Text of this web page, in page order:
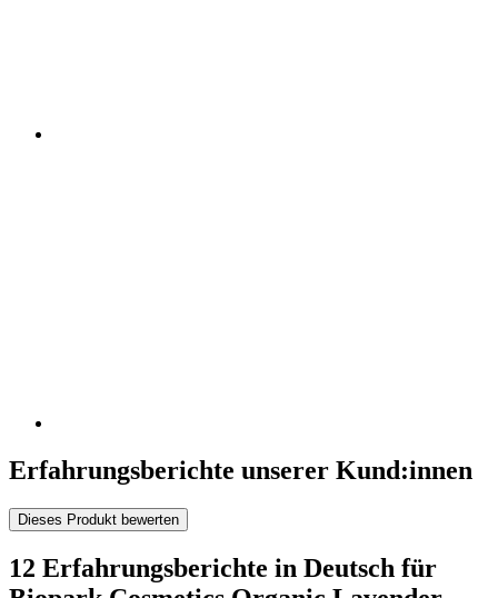
Erfahrungsberichte unserer Kund:innen
Dieses Produkt bewerten
12 Erfahrungsberichte in Deutsch für